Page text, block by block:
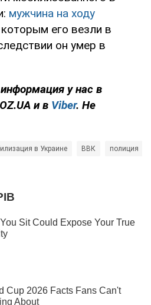
мужчина на ходу
которым его везли в
он умер в
у нас в
и в Viber. Не
в Украине ВВК полиция